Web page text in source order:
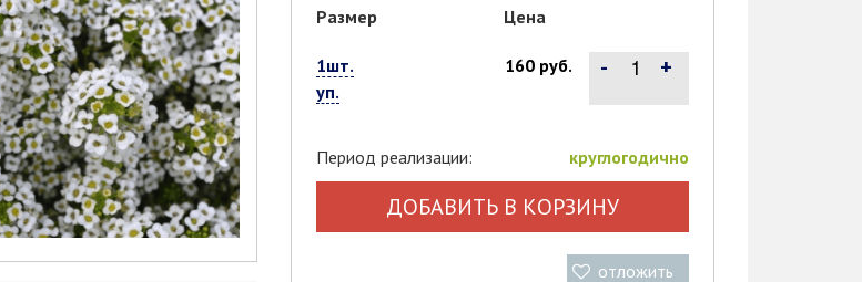
Размер Цена
1шт.
уп.
160 руб. - +
Период реализации: круглогодично
ДОБАВИТЬ В КОРЗИНУ
отложить